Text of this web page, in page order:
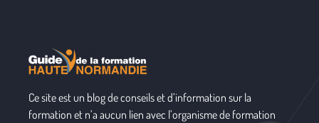
Ce site est un blog de conseils et d’information sur la
formation et n’a aucun lien avec l’organisme de formation